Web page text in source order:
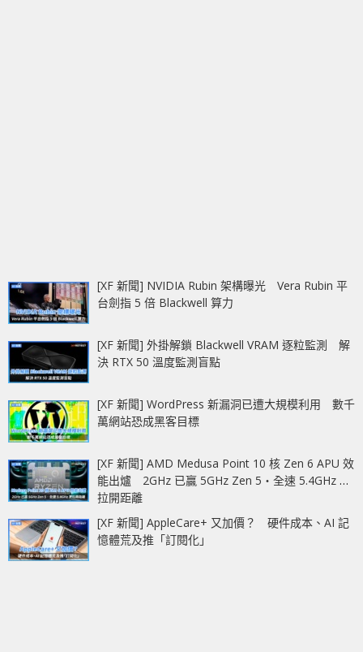
[XF 新聞] NVIDIA Rubin 架構曝光 Vera Rubin 平
台劍指 5 倍 Blackwell 算力
[XF 新聞] 外掛解鎖 Blackwell VRAM 逐粒監測 解
決 RTX 50 溫度監測盲點
[XF 新聞] WordPress 新漏洞已遭大規模利用 數千
萬網站恐成黑客目標
[XF 新聞] AMD Medusa Point 10 核 Zen 6 APU 效
能出爐 2GHz 已贏 5GHz Zen 5‧全速 5.4GHz 更
拉開距離
[XF 新聞] AppleCare+ 又加價？ 硬件成本、AI 記
憶體荒及推「訂閱化」